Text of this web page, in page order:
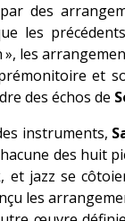
des
les
les
et
des échos de
instruments,
des huit
et jazz se
les